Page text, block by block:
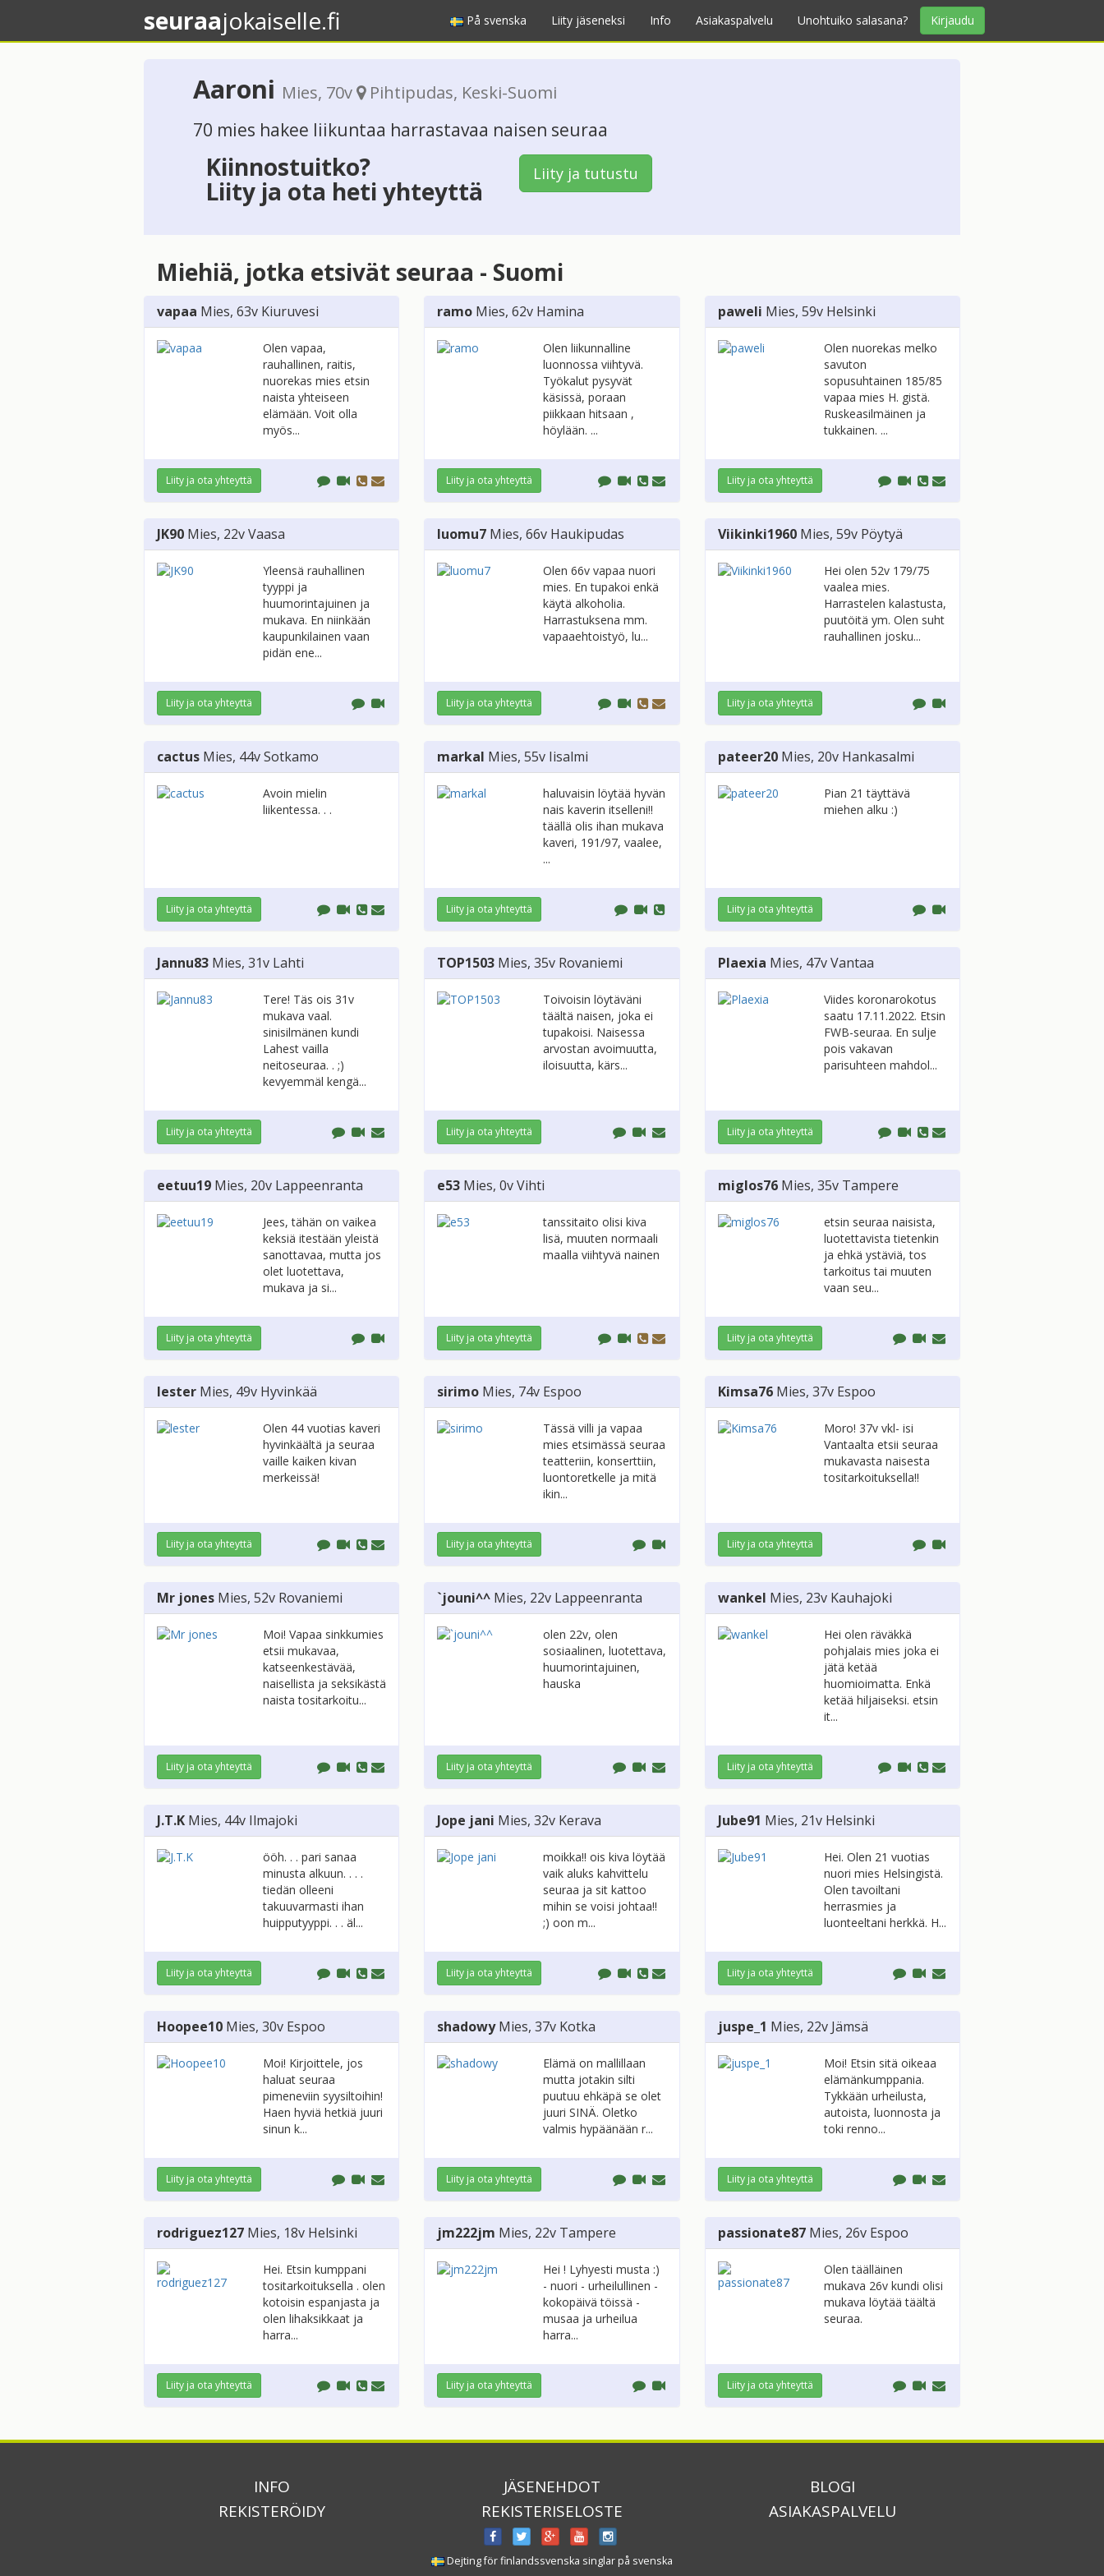
seuraajokaiselle.fi På svenska Liity jäseneksi Info Asiakaspalvelu Unohtuiko salasana? Kirjaudu
Aaroni Mies, 70v Pihtipudas, Keski-Suomi
70 mies hakee liikuntaa harrastavaa naisen seuraa
Kiinnostuitko?
Liity ja ota heti yhteyttä
Liity ja tutustu
Miehiä, jotka etsivät seuraa - Suomi
vapaa Mies, 63v Kiuruvesi
Olen vapaa,
rauhallinen, raitis,
nuorekas mies etsin
naista yhteiseen
elämään. Voit olla
myös...
Liity ja ota yhteyttä
ramo Mies, 62v Hamina
Olen liikunnalline
luonnossa viihtyvä.
Työkalut pysyvät
käsissä, poraan
piikkaan hitsaan ,
höylään. ...
Liity ja ota yhteyttä
paweli Mies, 59v Helsinki
Olen nuorekas melko
savuton
sopusuhtainen 185/85
vapaa mies H. gistä.
Ruskeasilmäinen ja
tukkainen. ...
Liity ja ota yhteyttä
JK90 Mies, 22vVaasa
Yleensä rauhallinen
tyyppi ja
huumorintajuinen ja
mukava. En niinkään
kaupunkilainen vaan
pidän ene...
Liity ja ota yhteyttä
luomu7 Mies, 66v Haukipudas
Olen 66v vapaa nuori
mies. En tupakoi enkä
käytä alkoholia.
Harrastuksena mm.
vapaaehtoistyö, lu...
Liity ja ota yhteyttä
Viikinki1960 Mies, 59v Pöytyä
Hei olen 52v 179/75
vaalea mies.
Harrastelen kalastusta,
puutöitä ym. Olen suht
rauhallinen josku...
Liity ja ota yhteyttä
cactus Mies, 44vSotkamo
Avoin mielin
liikentessa. . .
Liity ja ota yhteyttä
markal Mies, 55v Iisalmi
haluvaisin löytää hyvän
nais kaverin itselleni!!
täällä olis ihan mukava
kaveri, 191/97, vaalee,
...
Liity ja ota yhteyttä
pateer20 Mies, 20v Hankasalmi
Pian 21 täyttävä
miehen alku :)
Liity ja ota yhteyttä
Jannu83 Mies, 31v Lahti
Tere! Täs ois 31v
mukava vaal.
sinisilmänen kundi
Lahest vailla
neitoseuraa. . ;)
kevyemmäl kengä...
Liity ja ota yhteyttä
TOP1503 Mies, 35v Rovaniemi
Toivoisin löytäväni
täältä naisen, joka ei
tupakoisi. Naisessa
arvostan avoimuutta,
iloisuutta, kärs...
Liity ja ota yhteyttä
Plaexia Mies, 47vVantaa
Viides koronarokotus
saatu 17.11.2022. Etsin
FWB-seuraa. En sulje
pois vakavan
parisuhteen mahdol...
Liity ja ota yhteyttä
eetuu19 Mies, 20v Lappeenranta
Jees, tähän on vaikea
keksiä itestään yleistä
sanottavaa, mutta jos
olet luotettava,
mukava ja si...
Liity ja ota yhteyttä
e53 Mies, 0vVihti
tanssitaito olisi kiva
lisä, muuten normaali
maalla viihtyvä nainen
Liity ja ota yhteyttä
miglos76 Mies, 35v Tampere
etsin seuraa naisista,
luotettavista tietenkin
ja ehkä ystäviä, tos
tarkoitus tai muuten
vaan seu...
Liity ja ota yhteyttä
lester Mies, 49v Hyvinkää
Olen 44 vuotias kaveri
hyvinkäältä ja seuraa
vaille kaiken kivan
merkeissä!
Liity ja ota yhteyttä
sirimo Mies, 74v Espoo
Tässä villi ja vapaa
mies etsimässä seuraa
teatteriin, konserttiin,
luontoretkelle ja mitä
ikin...
Liity ja ota yhteyttä
Kimsa76 Mies, 37v Espoo
Moro! 37v vkl- isi
Vantaalta etsii seuraa
mukavasta naisesta
tositarkoituksella!!
Liity ja ota yhteyttä
Mr jones Mies, 52v Rovaniemi
Moi! Vapaa sinkkumies
etsii mukavaa,
katseenkestävää,
naisellista ja seksikästä
naista tositarkoitu...
Liity ja ota yhteyttä
`jouni^^ Mies, 22v Lappeenranta
olen 22v, olen
sosiaalinen, luotettava,
huumorintajuinen,
hauska
Liity ja ota yhteyttä
wankel Mies, 23v Kauhajoki
Hei olen räväkkä
pohjalais mies joka ei
jätä ketää
huomioimatta. Enkä
ketää hiljaiseksi. etsin
it...
Liity ja ota yhteyttä
J.T.K Mies, 44v Ilmajoki
ööh. . . pari sanaa
minusta alkuun. . . .
tiedän olleeni
takuuvarmasti ihan
huipputyyppi. . . äl...
Liity ja ota yhteyttä
Jope jani Mies, 32v Kerava
moikka!! ois kiva löytää
vaik aluks kahvittelu
seuraa ja sit kattoo
mihin se voisi johtaa!!
;) oon m...
Liity ja ota yhteyttä
Jube91 Mies, 21v Helsinki
Hei. Olen 21 vuotias
nuori mies Helsingistä.
Olen tavoiltani
herrasmies ja
luonteeltani herkkä. H...
Liity ja ota yhteyttä
Hoopee10 Mies, 30v Espoo
Moi! Kirjoittele, jos
haluat seuraa
pimeneviin syysiltoihin!
Haen hyviä hetkiä juuri
sinun k...
Liity ja ota yhteyttä
shadowy Mies, 37v Kotka
Elämä on mallillaan
mutta jotakin silti
puutuu ehkäpä se olet
juuri SINÄ. Oletko
valmis hypäänään r...
Liity ja ota yhteyttä
juspe_1 Mies, 22v Jämsä
Moi! Etsin sitä oikeaa
elämänkumppania.
Tykkään urheilusta,
autoista, luonnosta ja
toki renno...
Liity ja ota yhteyttä
rodriguez127 Mies, 18v Helsinki
Hei. Etsin kumppani
tositarkoituksella . olen
kotoisin espanjasta ja
olen lihaksikkaat ja
harra...
Liity ja ota yhteyttä
jm222jm Mies, 22v Tampere
Hei ! Lyhyesti musta :)
- nuori - urheilullinen -
kokopäivä töissä -
musaa ja urheilua
harra...
Liity ja ota yhteyttä
passionate87 Mies, 26v Espoo
Olen täälläinen
mukava 26v kundi olisi
mukava löytää täältä
seuraa.
Liity ja ota yhteyttä
INFO
REKISTERÖIDY
JÄSENEHDOT
REKISTERISELOSTE
BLOGI
ASIAKASPALVELU
Dejting för finlandssvenska singlar på svenska